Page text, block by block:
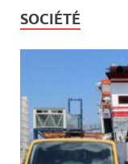
SOCIÉTÉ